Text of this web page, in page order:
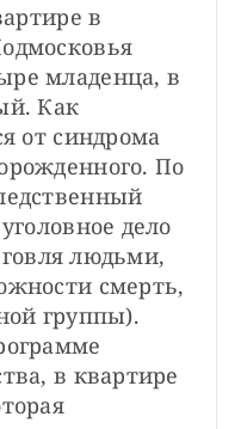
в
младенца, в
Как
от синдрома
По
дело
людьми,
смерть,
группы).
в квартире